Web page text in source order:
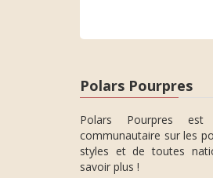
Polars Pourpres
Polars Pourpres
communautaire sur les
styles et de toutes
savoir plus !